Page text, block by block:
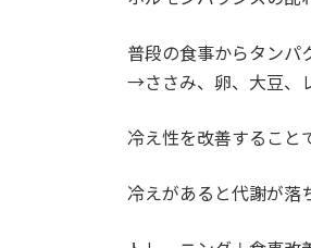
普段の食事からタンパ
→ささみ、卵、大豆、
冷え性を改善すること
冷えがあると代謝が落